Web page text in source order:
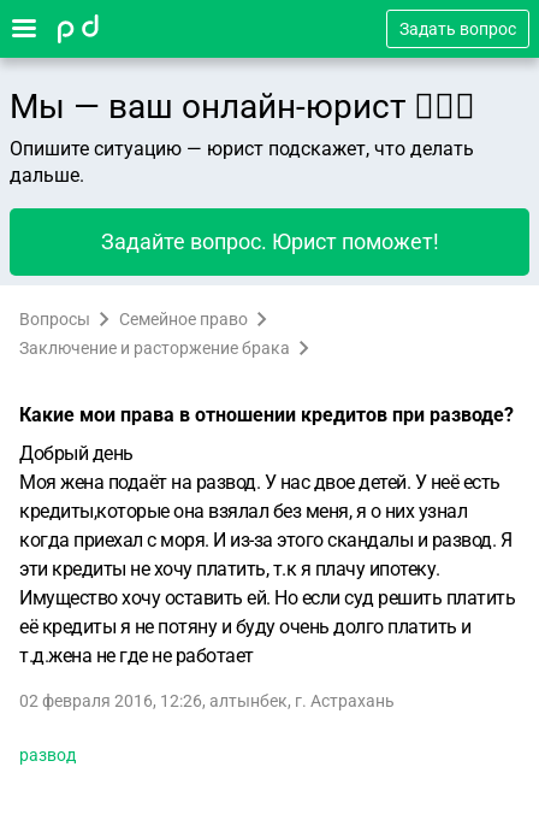
Задать вопрос
Мы — ваш онлайн-юрист 👨🏻‍⚖️
Опишите ситуацию — юрист подскажет, что делать
дальше.
Задайте вопрос. Юрист поможет!
Вопросы
Семейное право
Заключение и расторжение брака
Какие мои права в отношении кредитов при разводе?
Добрый день
Моя жена подаёт на развод. У нас двое детей. У неё есть
кредиты,которые она взялал без меня, я о них узнал
когда приехал с моря. И из-за этого скандалы и развод. Я
эти кредиты не хочу платить, т.к я плачу ипотеку.
Имущество хочу оставить ей. Но если суд решить платить
её кредиты я не потяну и буду очень долго платить и
т.д.жена не где не работает
02 февраля 2016, 12:26, алтынбек, г. Астрахань
развод